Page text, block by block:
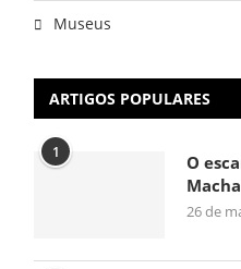
Museus
ARTIGOS POPULARES
1
O
26 de